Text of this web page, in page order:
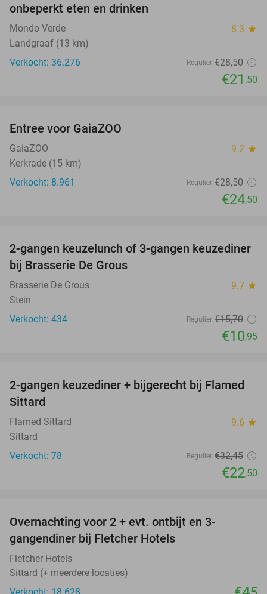
onbeperkt eten en drinken
Mondo Verde 8.3 star
Landgraaf (13 km)
Verkocht: 36.276
Regulier €28,50
€21 ,50
Entree voor GaiaZOO
GaiaZOO 9.2 star
Kerkrade (15 km)
Verkocht: 8.961
Regulier €28,50
€24,50
30%
2-gangen keuzelunch of 3-gangen keuzediner
bij Brasserie De Grous
Brasserie De Grous 9.7 star
Stein
Verkocht: 434
Regulier €15,70
€10,95
31%
2-gangen keuzediner + bijgerecht bij Flamed
Sittard
Flamed Sittard 9.6 star
Sittard
Verkocht: 78
Regulier €32,45
€22,50
Overnachting voor 2 + evt. ontbijt en 3-
gangendiner bij Fletcher Hotels
Fletcher Hotels
Sittard (+ meerdere locaties)